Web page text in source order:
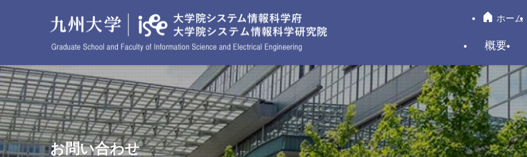
ホーム
概要
お問い合わせ